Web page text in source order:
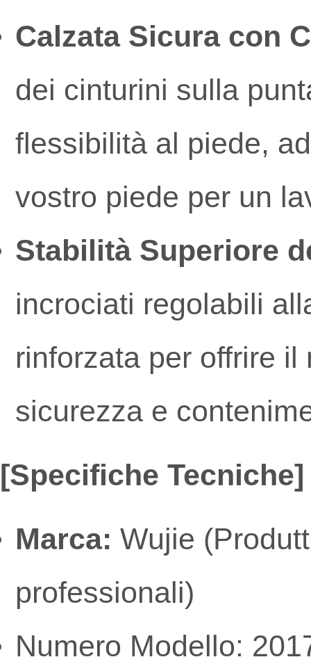
Calzata Sicura con
dei cinturini sulla
flessibilità al piede,
vostro piede per un
Stabilità Superiore
incrociati regolabili
rinforzata per offrire
sicurezza e
[Specifiche Tecniche]
Marca: Wujie
professionali)
Numero Modello: